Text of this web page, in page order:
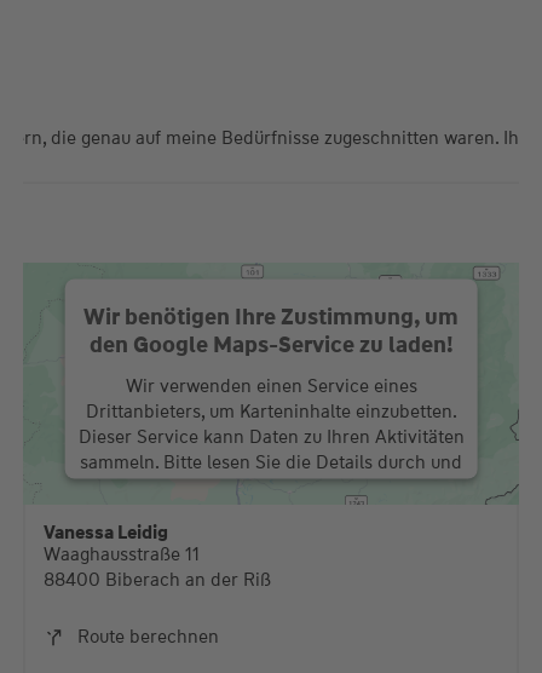
die genau auf meine Bedürfnisse zugeschnitten
Wir benötigen Ihre Zustimmung, um
den Google Maps-Service zu laden!
Wir verwenden einen Service eines
Drittanbieters, um Karteninhalte einzubetten.
Dieser Service kann Daten zu Ihren Aktivitäten
sammeln. Bitte lesen Sie die Details durch und
stimmen Sie der Nutzung des Service zu, um
diese Karte anzuzeigen.
Mehr Informationen
Vanessa Leidig
Waaghausstraße 11
88400 Biberach an der Riß
Route berechnen